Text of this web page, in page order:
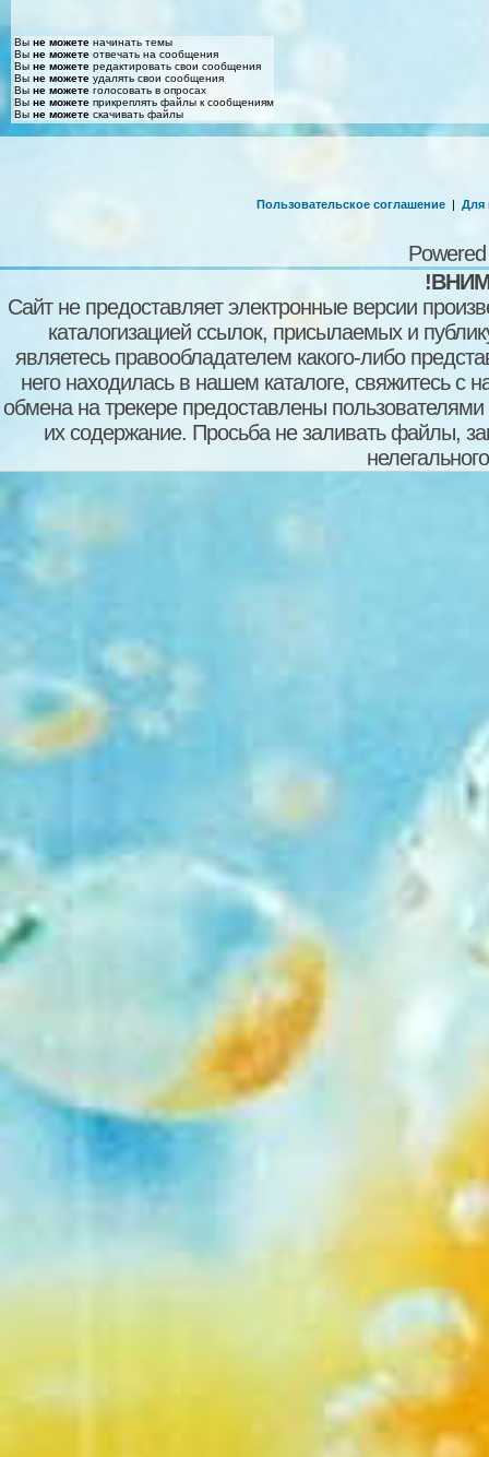
Вы не можете начинать темы
Вы не можете отвечать на сообщения
Вы не можете редактировать свои сообщения
Вы не можете удалять свои сообщения
Вы не можете голосовать в опросах
Вы не можете прикреплять файлы к сообщениям
Вы не можете скачивать файлы
Пользовательское соглашение | Для
Сайт не предоставляет электронные версии
каталогизацией ссылок, присылаемых и
являетесь правообладателем какого-либо
него находилась в нашем каталоге, свяжитесь
обмена на трекере предоставлены пользователями
их содержание. Просьба не заливать файлы,